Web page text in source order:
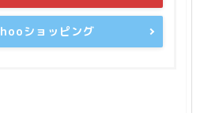
ショッピング